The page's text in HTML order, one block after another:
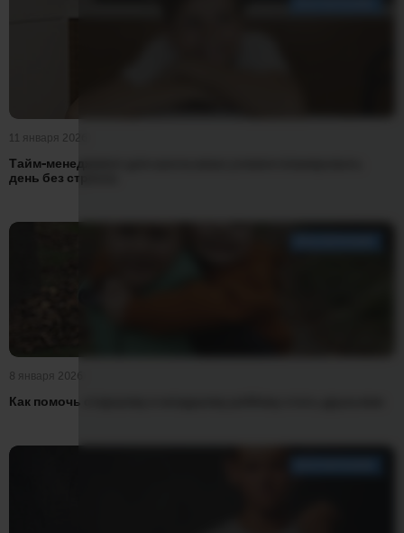
11 января 2026
Тайм-менеджмент для школьника: учимся планировать
день без стресса
8 января 2026
Как помочь старшему и младшему ребёнку стать друзьями